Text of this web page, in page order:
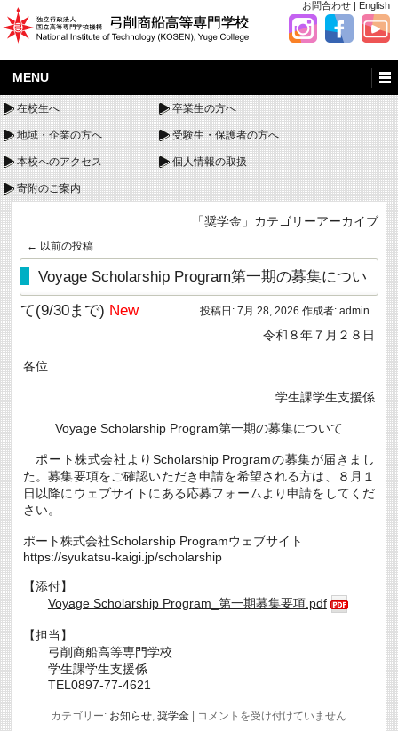
お問合わせ | English
MENU
在校生へ 卒業生の方へ
地域・企業の方へ 受験生・保護者の方へ
本校へのアクセス 個人情報の取扱
寄附のご案内
「奨学金 」カテゴリーアーカイブ
← 以前の投稿
Voyage Scholarship Program第一期の募集につい
て(9/30まで) New 投稿日: 7月 28, 2026 作成者: admin
令和８年７月２８日
各位
学生課学生支援係
Voyage Scholarship Program第一期の募集について
ポート株式会社よりScholarship Programの募集が届きまし
た。募集要項をご確認いただき申請を希望される方は、８月１
日以降にウェブサイトにある応募フォームより申請をしてくだ
さい。
ポート株式会社Scholarship Programウェブサイト
https://syukatsu-kaigi.jp/scholarship
【添付】
Voyage Scholarship Program_第一期募集要項.pdf
【担当】
弓削商船高等専門学校
学生課学生支援係
TEL0897-77-4621
カテゴリー: お知らせ ,奨学金
Voyage
Scholarship
コメントを受け付けていません